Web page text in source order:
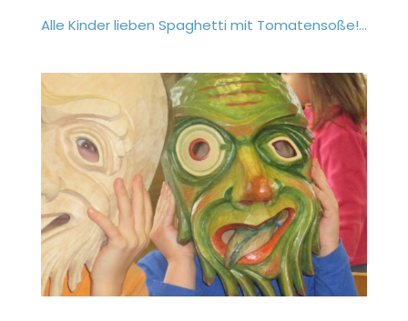
Alle Kinder lieben Spaghetti mit Tomatensoße!...